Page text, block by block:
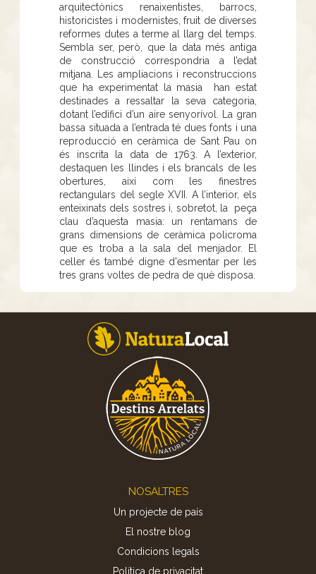
arquitectònics renaixentistes, barrocs,
historicistes i modernistes, fruit de diverses
reformes dutes a terme al llarg del temps.
Sembla ser, però, que la data més antiga
de construcció correspondria a l’edat
mitjana. Les ampliacions i reconstruccions
que ha experimentat la masia han estat
destinades a ressaltar la seva categoria,
dotant l’edifici d’un aire senyorívol. La gran
bassa situada a l’entrada té dues fonts i una
reproducció en ceràmica de Sant Pau on
és inscrita la data de 1763. A l’exterior,
destaquen les llindes i els brancals de les
obertures, així com les finestres
rectangulars del segle XVII. A l’interior, els
enteixinats dels sostres i, sobretot, la peça
clau d’aquesta masia: un rentamans de
grans dimensions de ceràmica policroma
que es troba a la sala del menjador. El
celler és també digne d'esmentar per les
tres grans voltes de pedra de què disposa.
NOSALTRES
Un projecte de país
El nostre blog
Condicions legals
Política de privacitat